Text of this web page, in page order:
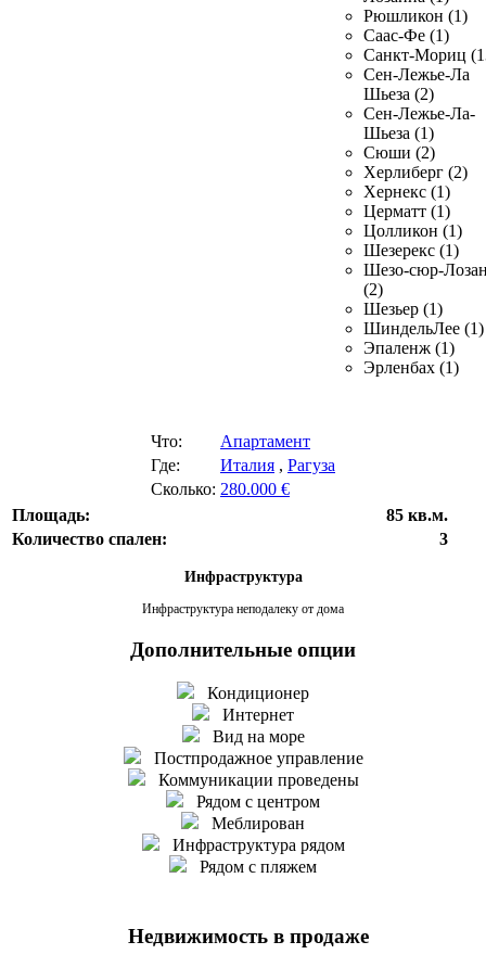
Рюшликон (1)
Саас-Фе (1)
Санкт-Мориц
Сен-Лежье-Ла
Шьеза (2)
Сен-Лежье-Ла-
Шьеза (1)
Сюши (2)
Херлиберг (2)
Хернекс (1)
Церматт (1)
Цолликон (1)
Шезерекс (1)
Шезо-сюр-
(2)
Шезьер (1)
ШиндельЛее (1)
Эпаленж (1)
Эрленбах (1)
Что:
Апартамент
Где:
Италия , Рагуза
Сколько: 280.000 €
Площадь:
85 кв.м.
Количество спален:
3
Инфраструктура
Инфраструктура неподалеку от дома
Дополнительные опции
Кондиционер
Интернет
Вид на море
Постпродажное управление
Коммуникации проведены
Рядом с центром
Меблирован
Инфраструктура рядом
Рядом с пляжем
Недвижимость в продаже